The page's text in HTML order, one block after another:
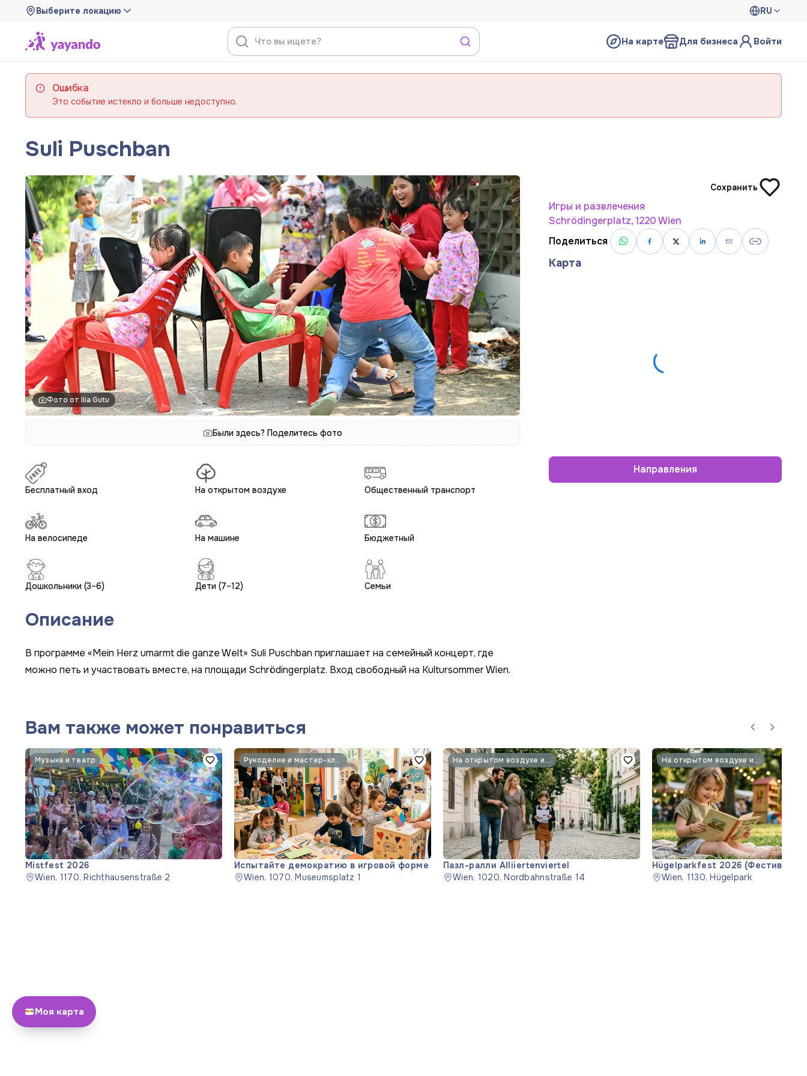
Выберите локацию RU
На карте Для бизнеса Войти
Ошибка
Это событие истекло и больше недоступно.
Suli Puschban
Фото от Ilia Gutu
Были здесь? Поделитесь фото
Бесплатный вход На открытом воздухе Общественный транспорт
На велосипеде На машине Бюджетный
Дошкольники (3–6) Дети (7–12) Семьи
Описание
В программе «Mein Herz umarmt die ganze Welt» Suli Puschban приглашает на семейный концерт, где
можно петь и участвовать вместе, на площади Schrödingerplatz. Вход свободный на Kultursommer Wien.
Сохранить
Игры и развлечения
Schrödingerplatz, 1220 Wien
Поделиться
Карта
Направления
Вам также может понравиться
Музыка и театр
Mistfest 2026
Wien, 1170, Richthausenstraße 2
Рукоделие и мастер-классы
Испытайте демократию в игровой форме
Wien, 1070, Museumsplatz 1
На открытом воздухе и природа
Пазл-ралли Alliiertenviertel
Wien, 1020, Nordbahnstraße 14
На открытом воздухе и природа
Hügelparkfest 2026 (Фестиваль
Парк 2026)
Wien, 1130, Hügelpark
Моя карта